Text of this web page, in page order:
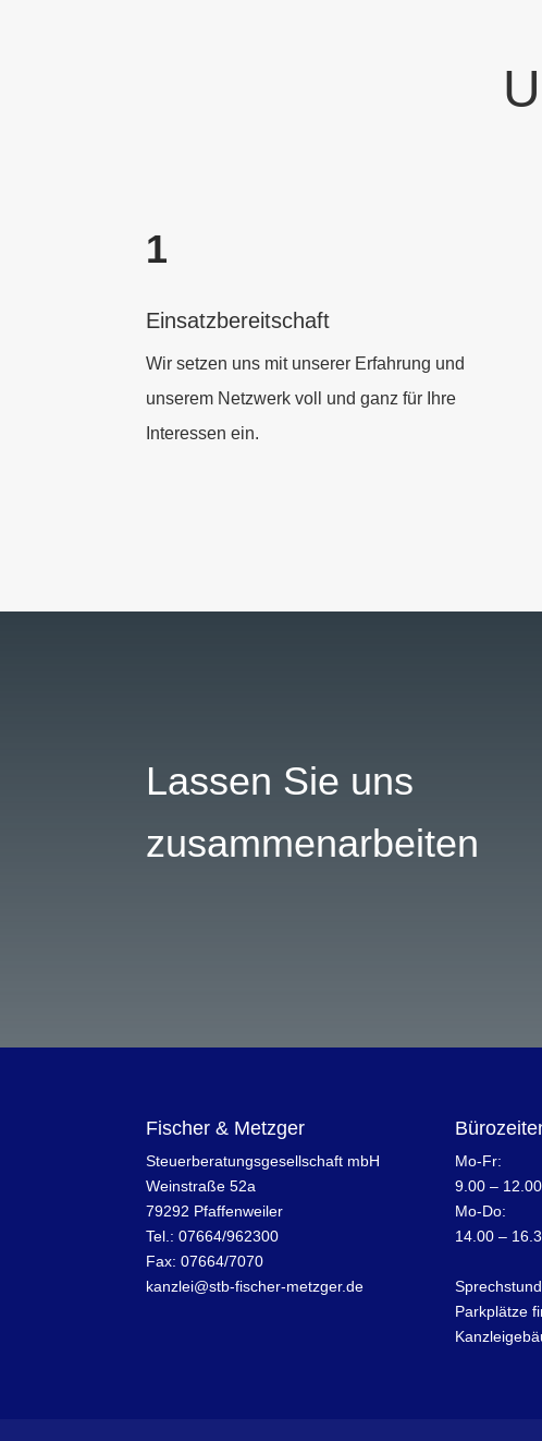
1
Einsatzbereitschaft
Wir setzen uns mit unserer Erfahrung und
unserem Netzwerk voll und ganz für Ihre
Interessen ein.
Lassen Sie uns
zusammenarbeiten
Fischer & Metzger
Steuerberatungsgesellschaft mbH
Weinstraße 52a
79292 Pfaffenweiler
Tel.: 07664/962300
Fax: 07664/7070
kanzlei@stb-fischer-metzger.de
Mo-Fr:
9.00 –
Mo-Do:
14.00 –
Parkplätze